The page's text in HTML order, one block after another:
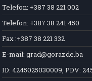
Telefon: +387 38 221 002
Telefon: +387 38 241 450
Fax :+387 38 221 332
E-mail: grad@gorazde.ba
ID: 4245025030009, PDV: